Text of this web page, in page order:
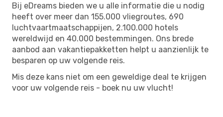
Bij eDreams bieden we u alle informatie die u nodig
heeft over meer dan 155.000 vliegroutes, 690
luchtvaartmaatschappijen, 2.100.000 hotels
wereldwijd en 40.000 bestemmingen. Ons brede
aanbod aan vakantiepakketten helpt u aanzienlijk te
besparen op uw volgende reis.
Mis deze kans niet om een ​​geweldige deal te krijgen
voor uw volgende reis - boek nu uw vlucht!